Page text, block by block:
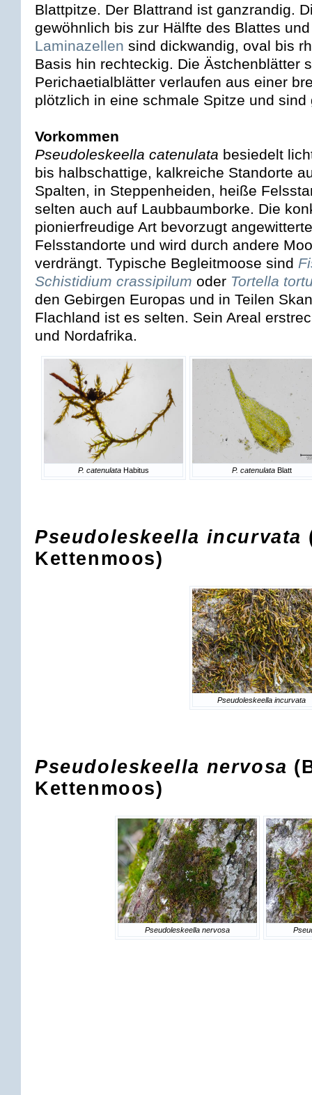
Blattpitze. Der Blattrand ist ganzrandig.
gewöhnlich bis zur Hälfte des Blattes
Laminazellen sind dickwandig, oval bis
Basis hin rechteckig. Die Ästchenblätter
Perichaetialblätter verlaufen aus einer
plötzlich in eine schmale Spitze und sind
Vorkommen
Pseudoleskeella catenulata besiedelt
bis halbschattige, kalkreiche Standorte
Spalten, in Steppenheiden, heiße
selten auch auf Laubbaumborke. Die
pionierfreudige Art bevorzugt
Felsstandorte und wird durch andere
verdrängt. Typische Begleitmoose sind
Schistidium crassipilum oder Tortella
den Gebirgen Europas und in Teilen
Flachland ist es selten. Sein Areal
und Nordafrika.
P. catenulataHabitus P. catenulataBlatt
Pseudoleskeella incurvata
Kettenmoos)
Pseudoleskeella incurvata
Pseudoleskeella nervosa
Kettenmoos)
Pseudoleskeella nervosa